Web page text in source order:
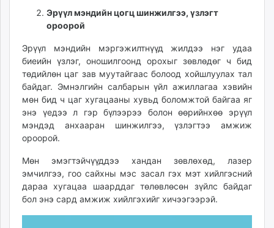
Эрүүл мэндийн цогц шинжилгээ, үзлэгт
ороорой
Эрүүл мэндийн мэргэжилтнүүд жилдээ нэг удаа
биеийн үзлэг, оношилгоонд орохыг зөвлөдөг ч бид
төдийлөн цаг зав муутайгаас болоод хойшлуулах тал
байдаг. Эмнэлгийн салбарын үйл ажиллагаа хэвийн
мөн бид ч цаг хугацааны хувьд боломжтой байгаа яг
энэ үедээ л гэр бүлээрээ болон өөрийнхөө эрүүл
мэндэд анхааран шинжилгээ, үзлэгтээ амжиж
ороорой.
Мөн эмэгтэйчүүддээ хандан зөвлөхөд, лазер
эмчилгээ, гоо сайхны мэс засал гэх мэт хийлгэсний
дараа хугацаа шаарддаг төлөвлөсөн зүйлс байдаг
бол энэ сард амжиж хийлгэхийг хичээгээрэй.